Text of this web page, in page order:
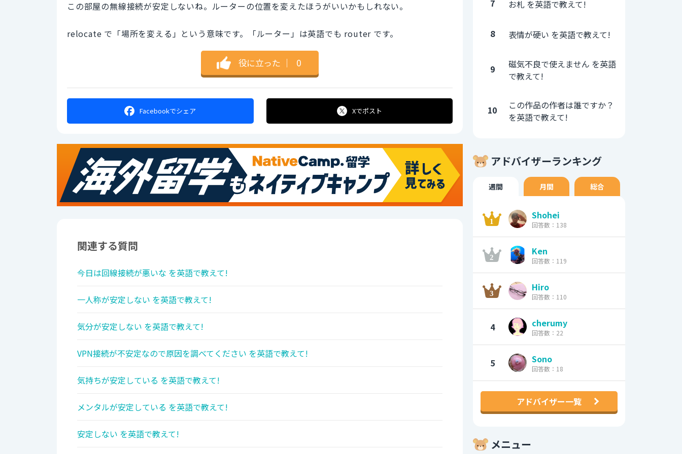
この部屋の無線接続が安定しないね。ルーターの位置を変えたほうがいいかもしれない。
relocate で「場所を変える」という意味です。「ルーター」は英語でも router です。
役に立った ｜ 0
Facebookでシェア Xでポスト
関連する質問
今日は回線接続が悪いな を英語で教えて!
一人称が安定しない を英語で教えて!
気分が安定しない を英語で教えて!
VPN接続が不安定なので原因を調べてください を英語で教えて!
気持ちが安定している を英語で教えて!
メンタルが安定している を英語で教えて!
安定しない を英語で教えて!
7 お札 を英語で教えて!
8 表情が硬い を英語で教えて!
9
磁気不良で使えません を英語
で教えて!
10
この作品の作者は誰ですか？
を英語で教えて!
アドバイザーランキング
週間 月間 総合
Shohei
回答数：138
Ken
回答数：119
Hiro
回答数：110
4 cherumy
回答数：22
5 Sono
回答数：18
アドバイザー一覧
メニュー